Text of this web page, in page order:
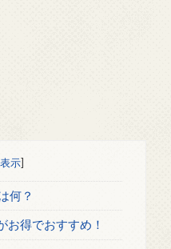
示]
何？
お得でおすすめ！